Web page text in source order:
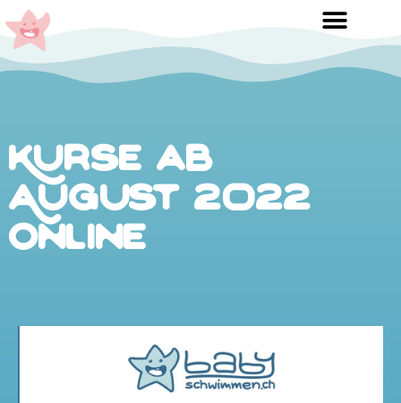
Kurse ab
August 2022
online